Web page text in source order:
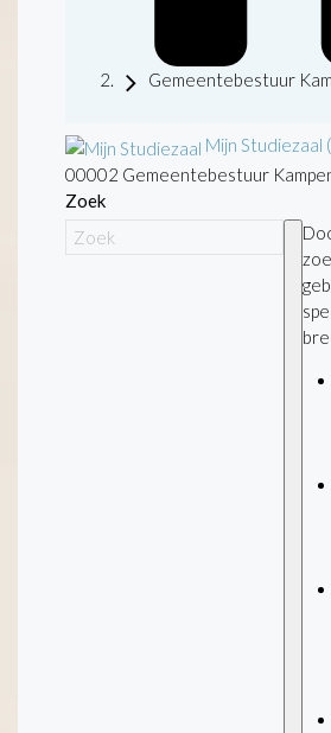
Gemeentebestuur
Mijn Studiezaal
00002 Gemeentebestuur
Zoek